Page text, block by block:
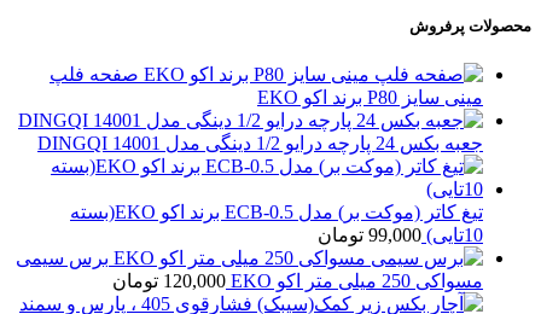
محصولات پرفروش
صفحه فلپ
مینی سایز P80 برند اکو EKO
جعبه بکس 24 پارچه درایو 1/2 دینگی مدل 14001 DINGQI
تیغ کاتر (موکت بر) مدل ECB-0.5 برند اکو EKO(بسته
10تایی)
99,000 تومان
برس سیمی
مسواکی 250 میلی متر اکو EKO
120,000 تومان